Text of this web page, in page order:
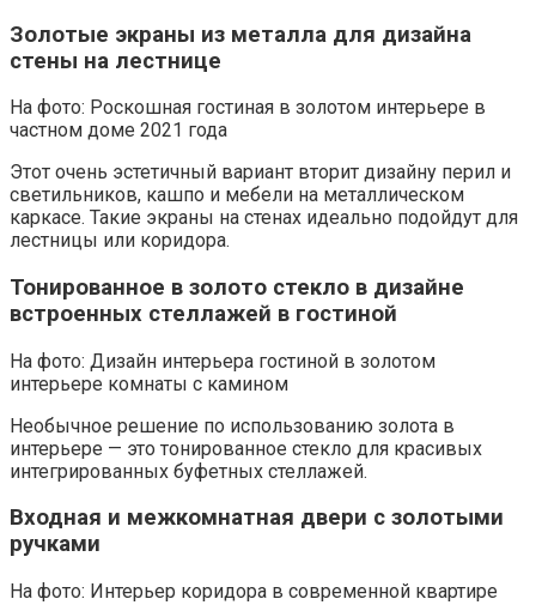
Золотые экраны из металла для дизайна
стены на лестнице
На фото: Роскошная гостиная в золотом интерьере в
частном доме 2021 года
Этот очень эстетичный вариант вторит дизайну перил и
светильников, кашпо и мебели на металлическом
каркасе. Такие экраны на стенах идеально подойдут для
лестницы или коридора.
Тонированное в золото стекло в дизайне
встроенных стеллажей в гостиной
На фото: Дизайн интерьера гостиной в золотом
интерьере комнаты с камином
Необычное решение по использованию золота в
интерьере — это тонированное стекло для красивых
интегрированных буфетных стеллажей.
Входная и межкомнатная двери с золотыми
ручками
На фото: Интерьер коридора в современной квартире